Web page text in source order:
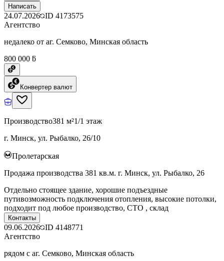
Написать
24.07.2026 ID 4173575
Агентство
недалеко от аг. Семково, Минская область
800 000 ƃ
Конвертер валют
Производство381 м²1/1 этаж
г. Минск, ул. Рыбалко, 26/10
Пролетарская
Продажа производства 381 кв.м. г. Минск, ул. Рыбалко, 26
Отдельно стоящее здание, хорошие подъездные
путивозможность подключения отопления, высокие потолки,
подходит под любое производство, СТО , склад
Контакты
09.06.2026 ID 4148771
Агентство
рядом с аг. Семково, Минская область